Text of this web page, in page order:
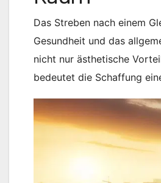
Das Streben nach einem
Gesundheit und das
nicht nur ästhetische
bedeutet die Schaffung